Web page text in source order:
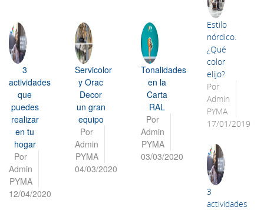
3
actividades
que
puedes
realizar
en tu
hogar
Por
Admin
PYMA
12/04/2020
Servicolor
y Orac
Decor
un gran
equipo
Por
Admin
PYMA
04/03/2020
Tonalidades
en la
Carta
RAL
Por
Admin
PYMA
03/03/2020
Estilo
nórdico.
¿Qué
color
elijo?
Por
Admin
PYMA
17/01/2019
3
actividades